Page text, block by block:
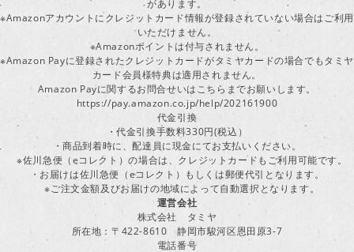
があります。
※Amazonアカウントにクレジットカード情報が登録されていない場合はご利用
いただけません。
※Amazonポイントは付与されません。
※Amazon Payに登録されたクレジットカードがタミヤカードの場合でもタミヤ
カード会員様特典は適用されません。
Amazon Payに関するお問合せいはこちらまでお願いします。
https://pay.amazon.co.jp/help/202161900
代金引換
・代金引換手数料330円(税込）
・商品到着時に、配達員に現金にてお支払いください。
※佐川急便（eコレクト）の場合は、クレジットカードもご利用可能です。
・お届けは佐川急便（eコレクト）もしくは郵便代引となります。
※ご注文金額及びお届けの地域によって自動選択となります。
運営会社
株式会社 タミヤ
所在地：〒422-8610 静岡市駿河区恩田原3-7
電話番号